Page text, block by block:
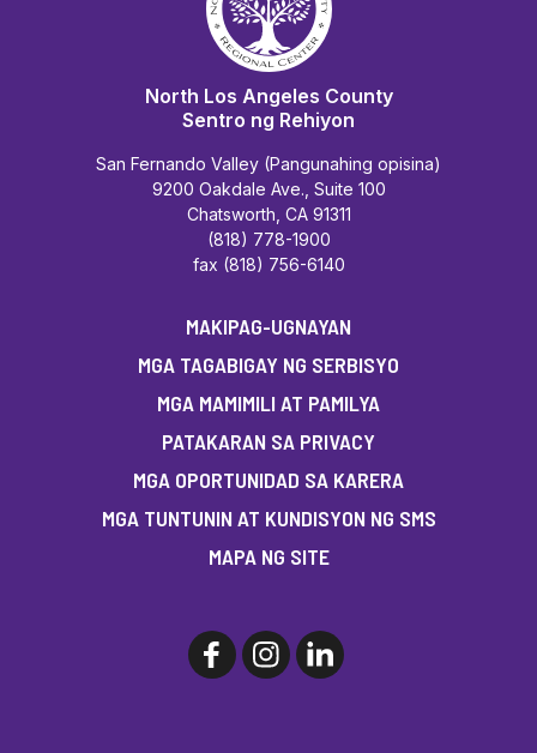
North Los Angeles County
Sentro ng Rehiyon
San Fernando Valley (Pangunahing opisina)
9200 Oakdale Ave., Suite 100
Chatsworth, CA 91311
(818) 778-1900
fax (818) 756-6140
MAKIPAG-UGNAYAN
MGA TAGABIGAY NG SERBISYO
MGA MAMIMILI AT PAMILYA
PATAKARAN SA PRIVACY
MGA OPORTUNIDAD SA KARERA
MGA TUNTUNIN AT KUNDISYON NG SMS
MAPA NG SITE